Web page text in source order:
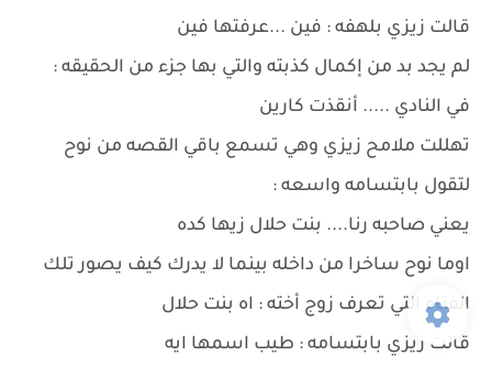
قالت زيزي بلهفه : فين ...عرفتها فين
لم يجد بد من إكمال كذبته والتي بها جزء من الحقيقه :
في النادي ..... أنقذت كارين
تهللت ملامح زيزي وهي تسمع باقي القصه من نوح
لتقول بابتسامه واسعه :
يعني صاحبه رنا.... بنت حلال زيها كده
اوما نوح ساخرا من داخله بينما لا يدرك كيف يصور تلك
الفتاه التي تعرف زوج أخته : اه بنت حلال
قالت زيزي بابتسامه : طيب اسمها ايه